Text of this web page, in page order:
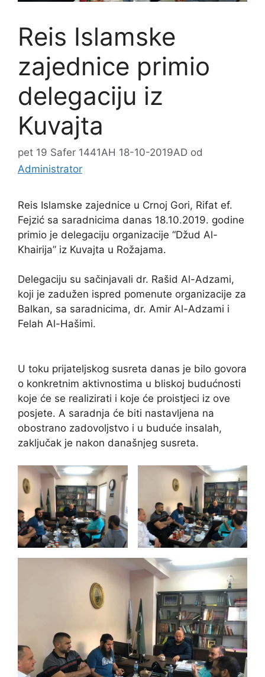
Reis Islamske
zajednice primio
delegaciju iz
Kuvajta
pet 19 Safer 1441AH 18-10-2019AD od
Administrator
Reis Islamske zajednice u Crnoj Gori, Rifat ef.
Fejzić sa saradnicima danas 18.10.2019. godine
primio je delegaciju organizacije “Džud Al-
Khairija” iz Kuvajta u Rožajama.
Delegaciju su sačinjavali dr. Rašid Al-Adzami,
koji je zadužen ispred pomenute organizacije za
Balkan, sa saradnicima, dr. Amir Al-Adzami i
Felah Al-Hašimi.
U toku prijateljskog susreta danas je bilo govora
o konkretnim aktivnostima u bliskoj budućnosti
koje će se realizirati i koje će proistjeci iz ove
posjete. A saradnja će biti nastavljena na
obostrano zadovoljstvo i u buduće insalah,
zaključak je nakon današnjeg susreta.